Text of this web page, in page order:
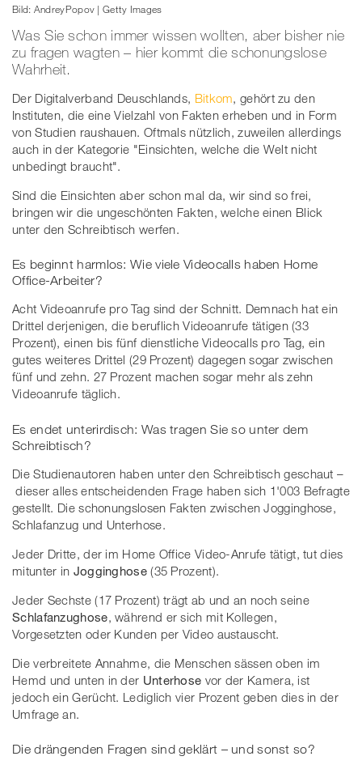
Bild: AndreyPopov | Getty Images
Was Sie schon immer wissen wollten, aber bisher nie
zu fragen wagten – hier kommt die schonungslose
Wahrheit.
Der Digitalverband Deuschlands, Bitkom, gehört zu den
Instituten, die eine Vielzahl von Fakten erheben und in Form
von Studien raushauen. Oftmals nützlich, zuweilen allerdings
auch in der Kategorie "Einsichten, welche die Welt nicht
unbedingt braucht".
Sind die Einsichten aber schon mal da, wir sind so frei,
bringen wir die ungeschönten Fakten, welche einen Blick
unter den Schreibtisch werfen.
Es beginnt harmlos: Wie viele Videocalls haben Home
Office-Arbeiter?
Acht Videoanrufe pro Tag sind der Schnitt. Demnach hat ein
Drittel derjenigen, die beruflich Videoanrufe tätigen (33
Prozent), einen bis fünf dienstliche Videocalls pro Tag, ein
gutes weiteres Drittel (29 Prozent) dagegen sogar zwischen
fünf und zehn. 27 Prozent machen sogar mehr als zehn
Videoanrufe täglich.
Es endet unterirdisch: Was tragen Sie so unter dem
Schreibtisch?
Die Studienautoren haben unter den Schreibtisch geschaut –
dieser alles entscheidenden Frage haben sich 1'003 Befragte
gestellt. Die schonungslosen Fakten zwischen Jogginghose,
Schlafanzug und Unterhose.
Jeder Dritte, der im Home Office Video-Anrufe tätigt, tut dies
mitunter in Jogginghose(35 Prozent).
Jeder Sechste (17 Prozent) trägt ab und an noch seine
Schlafanzughose, während er sich mit Kollegen,
Vorgesetzten oder Kunden per Video austauscht.
Die verbreitete Annahme, die Menschen sässen oben im
Hemd und unten in der Unterhose vor der Kamera, ist
jedoch ein Gerücht. Lediglich vier Prozent geben dies in der
Umfrage an.
Die drängenden Fragen sind geklärt – und sonst so?